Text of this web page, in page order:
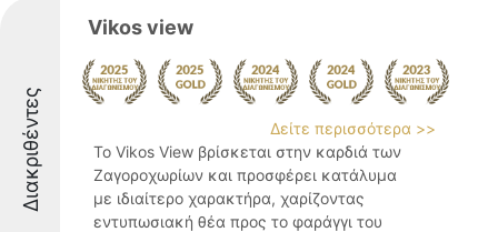
Διακριθέντες
Vikos view
Δείτε περισσότερα >>
Το Vikos View βρίσκεται στην καρδιά των
Ζαγοροχωρίων και προσφέρει κατάλυμα
με ιδιαίτερο χαρακτήρα, χαρίζοντας
εντυπωσιακή θέα προς το φαράγγι του